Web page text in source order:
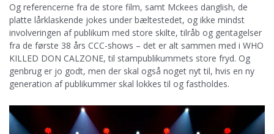
Og referencerne fra de store film, samt Mckees danglish, de
platte lårklaskende jokes under bæltestedet, og ikke mindst
involveringen af publikum med store skilte, tilråb og gentagelser
fra de første 38 års CCC-shows – det er alt sammen med i WHO
KILLED DON CALZONE, til stampublikummets store fryd. Og
genbrug er jo godt, men der skal også noget nyt til, hvis en ny
generation af publikummer skal lokkes til og fastholdes.